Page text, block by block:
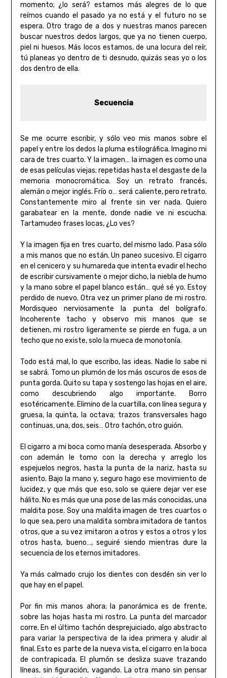
momento; ¿lo será? estamos más alegres de lo que
reímos cuando el pasado ya no está y el futuro no se
espera. Otro trago de a dos y nuestras manos parecen
buscar nuestros dedos largos, que ya no tienen cuerpo,
piel ni huesos. Más locos estamos, de una locura del reír,
tú planeas yo dentro de ti desnudo, quizás seas yo o los
dos dentro de ella.
Secuencia
Se me ocurre escribir, y sólo veo mis manos sobre el
papel y entre los dedos la pluma estilográfica. Imagino mi
cara de tres cuarto. Y la imagen… la imagen es como una
de esas películas viejas; repetidas hasta el desgaste de la
memoria monocromática. Soy un retrato francés,
alemán o mejor inglés. Frío o… será caliente, pero retrato.
Constantemente miro al frente sin ver nada. Quiero
garabatear en la mente, donde nadie ve ni escucha.
Tartamudeo frases locas, ¿Lo ves?
Y la imagen fija en tres cuarto, del mismo lado. Pasa sólo
a mis manos que no están. Un paneo sucesivo. El cigarro
en el cenicero y su humareda que intenta evadir el hecho
de escribir cursivamente o mejor dicho, la niebla de humo
y la mano sobre el papel blanco están… qué sé yo. Estoy
perdido de nuevo. Otra vez un primer plano de mi rostro.
Mordisqueo nerviosamente la punta del bolígrafo.
Incoherente tacho y observo mis manos que se
detienen, mi rostro ligeramente se pierde en fuga, a un
techo que no existe, solo la mueca de monotonía.
Todo está mal, lo que escribo, las ideas. Nadie lo sabe ni
se sabrá. Tomo un plumón de los más oscuros de esos de
punta gorda. Quito su tapa y sostengo las hojas en el aire,
como descubriendo algo importante. Borro
esotéricamente. Elimino de la cuartilla, con línea segura y
gruesa, la quinta, la octava; trazos transversales hago
continuas, una, dos, seis… Otro tachón, otro guión.
El cigarro a mi boca como manía desesperada. Absorbo y
con ademán le tomo con la derecha y arreglo los
espejuelos negros, hasta la punta de la nariz, hasta su
asiento. Bajo la mano y, seguro hago ese movimiento de
lucidez, y que más que eso, solo se quiere dejar ver ese
hálito. No es más que una pose de las más conocidas, una
maldita pose. Soy una maldita imagen de tres cuartos o
lo que sea, pero una maldita sombra imitadora de tantos
otros, que a su vez imitaron a otros y estos a otros y los
otros hasta, bueno…, seguiré siendo mientras dure la
secuencia de los eternos imitadores.
Ya más calmado crujo los dientes con desdén sin ver lo
que hay en el papel.
Por fin mis manos ahora; la panorámica es de frente,
sobre las hojas hasta mi rostro. La punta del marcador
corre. En el último tachón desprejuiciado, algo abstracto
para variar la perspectiva de la idea primera y aludir al
final. Esto es parte de la nueva vista, el cigarro en la boca
de contrapicada. El plumón se desliza suave trazando
líneas, sin figuración, vagando. La otra mano sin pensar